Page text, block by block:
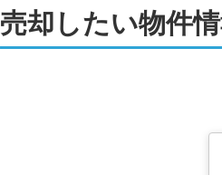
売却したい物件